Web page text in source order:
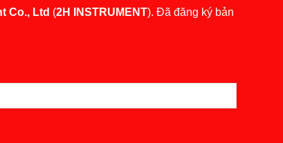
Co., Ltd (2H INSTRUMENT). Đã đăng ký bản